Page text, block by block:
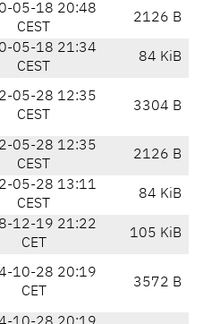
05-18 20:48
CEST
2126 B
05-18 21:34
CEST
84 KiB
05-28 12:35
CEST
3304 B
05-28 12:35
CEST
2126 B
05-28 13:11
CEST
84 KiB
12-19 21:22
CET
105 KiB
10-28 20:19
CET
3572 B